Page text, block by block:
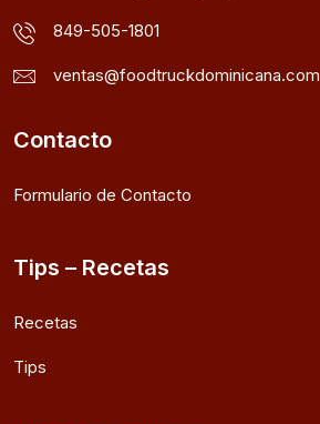
849-505-1801
ventas@foodtruckdominicana.com
Contacto
Formulario de Contacto
Tips – Recetas
Recetas
Tips